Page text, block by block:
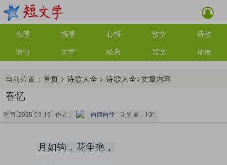
伤感 情感 心情 散文
诗歌
语句
文章 经典 短文 话语
当前位置： 首页 > 诗歌大全 > 诗歌大全>文章内容
春忆
时间: 2025-09-19 作者： 向西向往 浏览量： 101
月如钩，花争艳，